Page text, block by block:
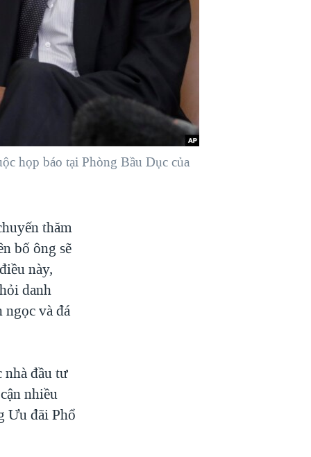
họp báo tại Phòng Bầu Dục của
thăm
bố ông sẽ
này,
danh
ngọc và đá
đầu tư
nhiều
Ưu đãi Phổ